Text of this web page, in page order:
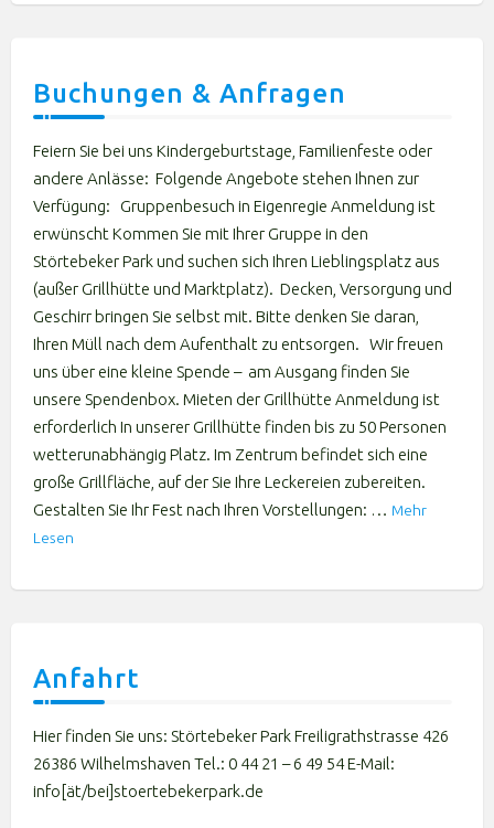
Buchungen & Anfragen
Feiern Sie bei uns Kindergeburtstage, Familienfeste oder
andere Anlässe: Folgende Angebote stehen Ihnen zur
Verfügung: Gruppenbesuch in Eigenregie Anmeldung ist
erwünscht Kommen Sie mit Ihrer Gruppe in den
Störtebeker Park und suchen sich Ihren Lieblingsplatz aus
(außer Grillhütte und Marktplatz). Decken, Versorgung und
Geschirr bringen Sie selbst mit. Bitte denken Sie daran,
Ihren Müll nach dem Aufenthalt zu entsorgen. Wir freuen
uns über eine kleine Spende – am Ausgang finden Sie
unsere Spendenbox. Mieten der Grillhütte Anmeldung ist
erforderlich In unserer Grillhütte finden bis zu 50 Personen
wetterunabhängig Platz. Im Zentrum befindet sich eine
große Grillfläche, auf der Sie Ihre Leckereien zubereiten.
Gestalten Sie Ihr Fest nach Ihren Vorstellungen: … Mehr
Lesen
Anfahrt
Hier finden Sie uns: Störtebeker Park Freiligrathstrasse 426
26386 Wilhelmshaven Tel.: 0 44 21 – 6 49 54 E-Mail:
info[ät/bei]stoertebekerpark.de